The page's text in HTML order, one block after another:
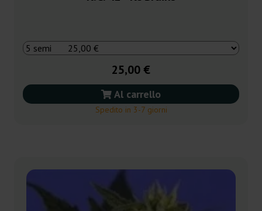
25,00 €
Al carrello
Spedito in 3-7 giorni